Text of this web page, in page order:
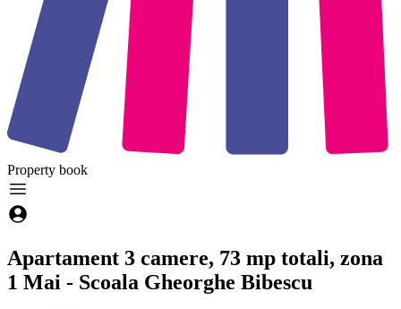
Property book
Apartament 3 camere, 73 mp totali, zona
1 Mai - Scoala Gheorghe Bibescu